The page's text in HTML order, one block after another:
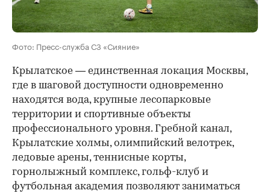
Фото: Пресс-служба СЗ «Сияние»
Крылатское — единственная локация Москвы,
где в шаговой доступности одновременно
находятся вода, крупные лесопарковые
территории и спортивные объекты
профессионального уровня. Гребной канал,
Крылатские холмы, олимпийский велотрек,
ледовые арены, теннисные корты,
горнолыжный комплекс, гольф-клуб и
футбольная академия позволяют заниматься